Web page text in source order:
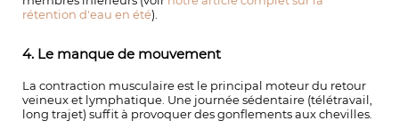
rétention d'eau en été).
4. Le manque de mouvement
La contraction musculaire est le principal moteur du retour
veineux et lymphatique. Une journée sédentaire (télétravail,
long trajet) suffit à provoquer des gonflements aux chevilles.